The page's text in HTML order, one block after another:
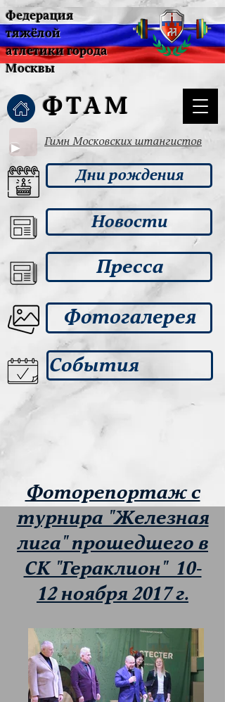
Гимн Московских штангистов
Федерация
тяжёлой
атлетики города
Москвы
ФТАМ
Дни рождения
Новости
Пресса
Фотогалерея
События
Фоторепортаж с
турнира "Железная
лига" прошедшего в
СК "Гераклион" 10-
12 ноября 2017 г.